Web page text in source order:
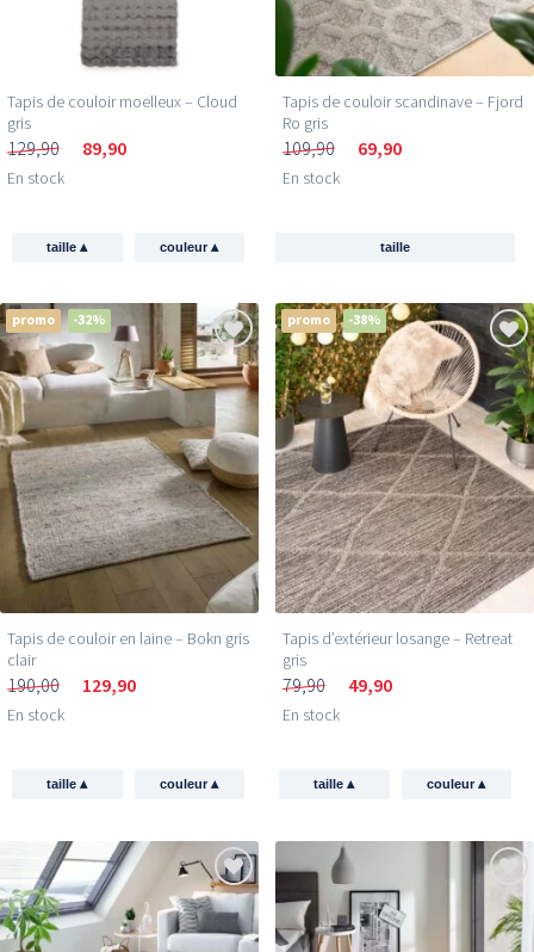
Tapis de couloir moelleux – Cloud
gris
129,90 89,90
En stock
taille▴ couleur▴
Tapis de couloir scandinave – Fjord
Ro gris
109,90 69,90
En stock
taille
promo -32%
Tapis de couloir en laine – Bokn gris
clair
190,00 129,90
En stock
taille▴ couleur▴
promo -38%
Tapis d’extérieur losange – Retreat
gris
79,90 49,90
En stock
taille▴ couleur▴